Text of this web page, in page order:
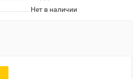
Нет в наличии